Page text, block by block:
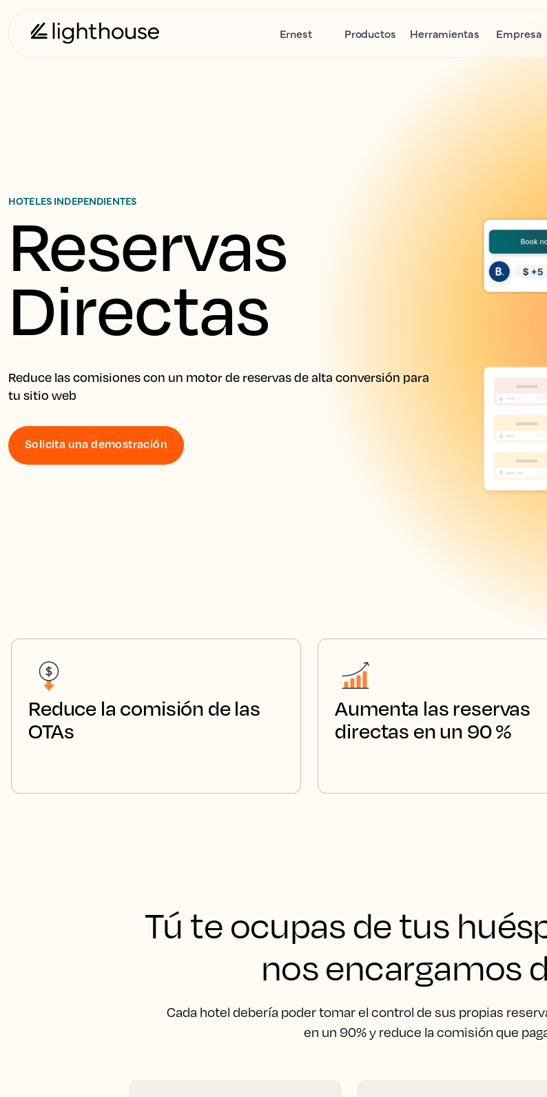
Ernest Productos Herramientas Empresa
HOTELES INDEPENDIENTES
Reservas
Directas
Reduce las comisiones con un motor de reservas de alta conversión para
tu sitio web
Solicita una demostración
Reduce la comisión de las
OTAs
Aumenta las reservas
directas en un 90 %
Tú te ocupas de tus
nos encargamos
Cada hotel debería poder tomar el control de sus propias
en un 90% y reduce la comisión que